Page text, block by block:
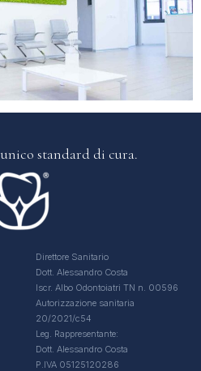
unico standard di cura.
Direttore Sanitario
Dott. Alessandro Costa
Iscr. Albo Odontoiatri TN n. 00596
Autorizzazione sanitaria
20/2021/c54
Leg. Rappresentante:
Dott. Alessandro Costa
P.IVA 05125120286